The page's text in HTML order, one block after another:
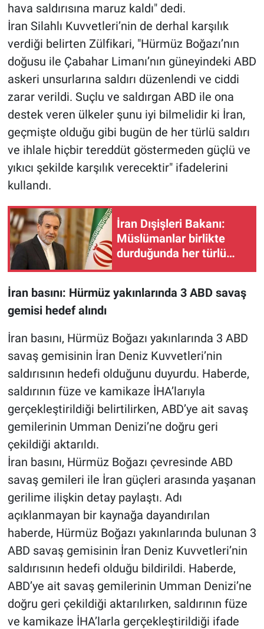
hava saldırısına maruz kaldı" dedi.
İran Silahlı Kuvvetleri’nin de derhal karşılık
verdiği belirten Zülfikari, "Hürmüz Boğazı’nın
doğusu ile Çabahar Limanı’nın güneyindeki ABD
askeri unsurlarına saldırı düzenlendi ve ciddi
zarar verildi. Suçlu ve saldırgan ABD ile ona
destek veren ülkeler şunu iyi bilmelidir ki İran,
geçmişte olduğu gibi bugün de her türlü saldırı
ve ihlale hiçbir tereddüt göstermeden güçlü ve
yıkıcı şekilde karşılık verecektir" ifadelerini
kullandı.
İran Dışişleri Bakanı:
Müslümanlar birlikte
durduğunda her türlü
İran basını: Hürmüz yakınlarında 3 ABD savaş
gemisi hedef alındı
İran basını, Hürmüz Boğazı yakınlarında 3 ABD
savaş gemisinin İran Deniz Kuvvetleri’nin
saldırısının hedefi olduğunu duyurdu. Haberde,
saldırının füze ve kamikaze İHA’larıyla
gerçekleştirildiği belirtilirken, ABD’ye ait savaş
gemilerinin Umman Denizi’ne doğru geri
çekildiği aktarıldı.
İran basını, Hürmüz Boğazı çevresinde ABD
savaş gemileri ile İran güçleri arasında yaşanan
gerilime ilişkin detay paylaştı. Adı
açıklanmayan bir kaynağa dayandırılan
haberde, Hürmüz Boğazı yakınlarında bulunan 3
ABD savaş gemisinin İran Deniz Kuvvetleri’nin
saldırısının hedefi olduğu bildirildi. Haberde,
ABD’ye ait savaş gemilerinin Umman Denizi’ne
doğru geri çekildiği aktarılırken, saldırının füze
ve kamikaze İHA’larla gerçekleştirildiği ifade